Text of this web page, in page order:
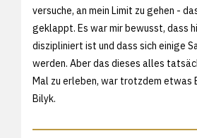
versuche, an mein Limit zu gehen -
geklappt. Es war mir bewusst, dass
diszipliniert ist und dass sich einige
werden. Aber das dieses alles
Mal zu erleben, war trotzdem etwas
Bilyk.